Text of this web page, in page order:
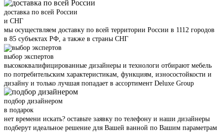
доставка по всей России
и СНГ
мы осуществляем доставку по всей территории России в 1112 городов
в 85 субъектах РФ, а также в страны СНГ
выбор экспертов
высококвалифицированные дизайнеры и технологи отбирают мебель
по потребительским характеристикам, функциям, износостойкости и
дизайну и только лучшая попадает в ассортимент Deluxe Group
подбор дизайнером
в подарок
нет времени искать? оставьте заявку по телефону и наши дизайнеры
подберут идеальное решение для Вашей ванной по Вашим параметрам